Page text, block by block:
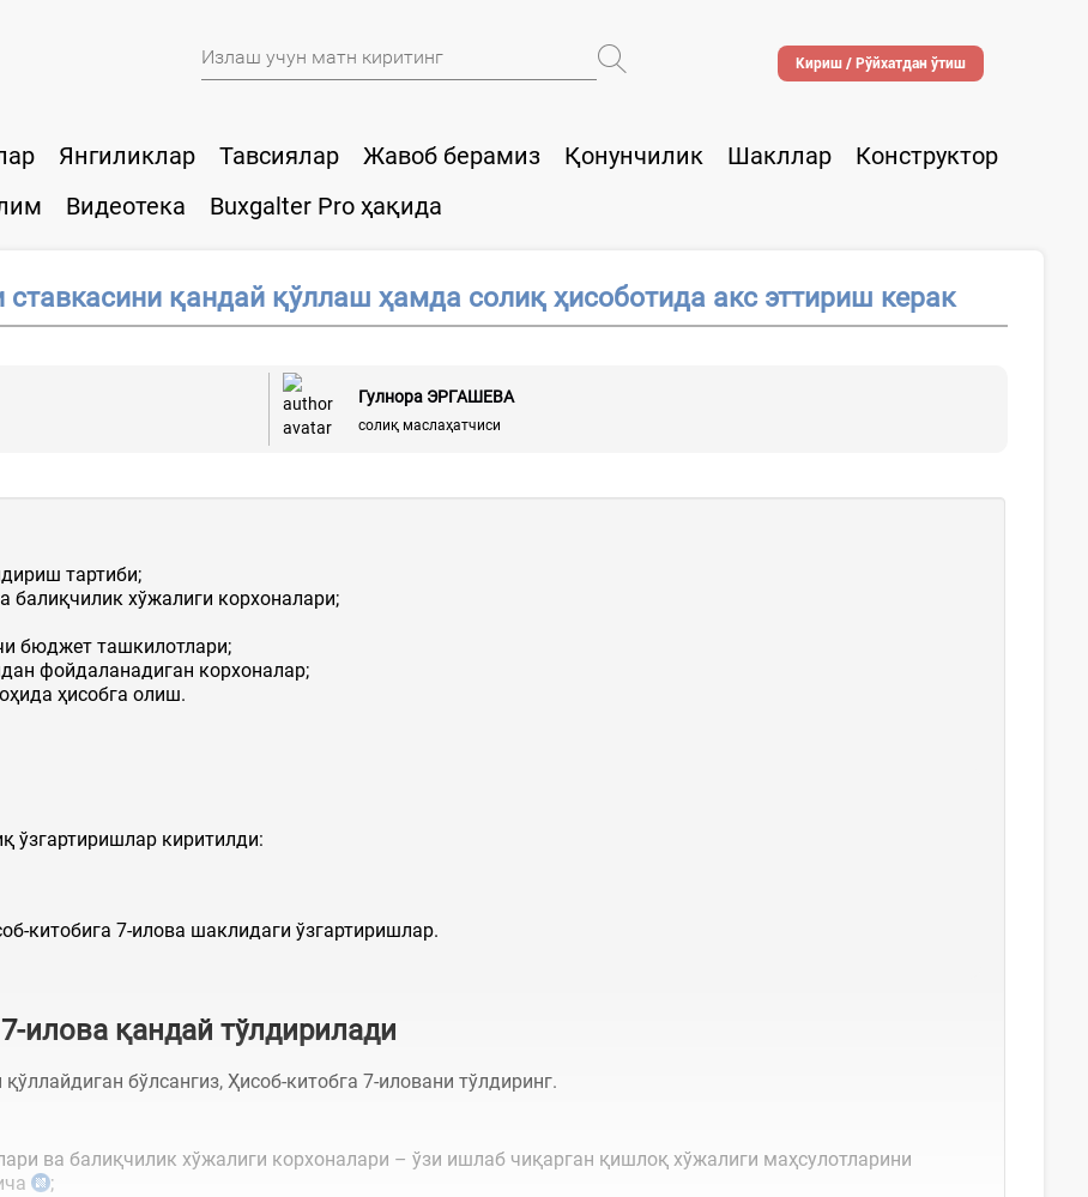
Кириш / Рўйхатдан ўтиш
Янгиликлар Тавсиялар Жавоб берамиз Қонунчилик Шакллар
Конструктор
Видеотека Buxgalter Pro ҳақида
қандай қўллаш ҳамда солиқ ҳисоботида акс эттириш керак
Гулнора ЭРГАШЕВА
солиқ маслаҳатчиси
тартиби;
хўжалиги корхоналари;
бюджет ташкилотлари;
фойдаланадиган корхоналар;
ҳисобга олиш.
ўзгартиришлар киритилди:
китобига 7-илова шаклидаги ўзгартиришлар.
илова қандай тўлдирилади
бўлсангиз, Ҳисоб-китобга 7-иловани тўлдиринг.
ва балиқчилик хўжалиги корхоналари – ўзи ишлаб чиқарган қишлоқ хўжалиги маҳсулотларини
;